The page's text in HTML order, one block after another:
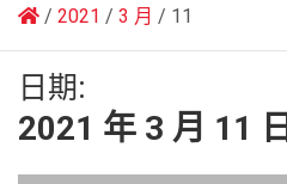
2021 3 月 11
日期:
2021 年 3 月 11 日